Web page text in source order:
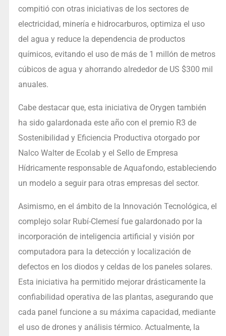
compitió con otras iniciativas de los sectores de
electricidad, minería e hidrocarburos, optimiza el uso
del agua y reduce la dependencia de productos
químicos, evitando el uso de más de 1 millón de metros
cúbicos de agua y ahorrando alrededor de US $300 mil
anuales.
Cabe destacar que, esta iniciativa de Orygen también
ha sido galardonada este año con el premio R3 de
Sostenibilidad y Eficiencia Productiva otorgado por
Nalco Walter de Ecolab y el Sello de Empresa
Hídricamente responsable de Aquafondo, estableciendo
un modelo a seguir para otras empresas del sector.
Asimismo, en el ámbito de la Innovación Tecnológica, el
complejo solar Rubí-Clemesí fue galardonado por la
incorporación de inteligencia artificial y visión por
computadora para la detección y localización de
defectos en los diodos y celdas de los paneles solares.
Esta iniciativa ha permitido mejorar drásticamente la
confiabilidad operativa de las plantas, asegurando que
cada panel funcione a su máxima capacidad, mediante
el uso de drones y análisis térmico. Actualmente, la